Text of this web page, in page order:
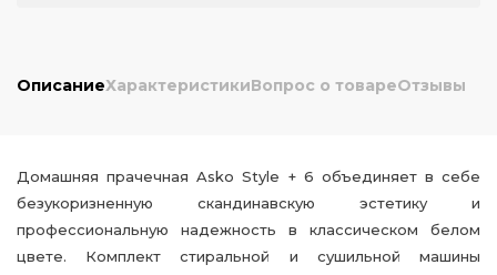
ОписаниеХарактеристикиВопрос о товареОтзывы
Домашняя прачечная Asko Style + 6 объединяет в себе
безукоризненную скандинавскую эстетику и
профессиональную надежность в классическом белом
цвете. Комплект стиральной и сушильной машины